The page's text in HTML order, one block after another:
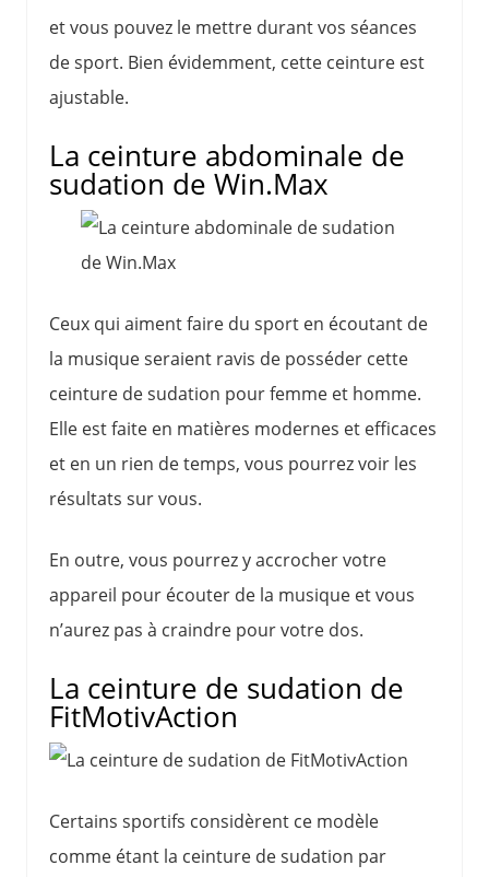
et vous pouvez le mettre durant vos séances
de sport. Bien évidemment, cette ceinture est
ajustable.
La ceinture abdominale de
sudation de Win.Max
Ceux qui aiment faire du sport en écoutant de
la musique seraient ravis de posséder cette
ceinture de sudation pour femme et homme.
Elle est faite en matières modernes et efficaces
et en un rien de temps, vous pourrez voir les
résultats sur vous.
En outre, vous pourrez y accrocher votre
appareil pour écouter de la musique et vous
n’aurez pas à craindre pour votre dos.
La ceinture de sudation de
FitMotivAction
Certains sportifs considèrent ce modèle
comme étant la ceinture de sudation par